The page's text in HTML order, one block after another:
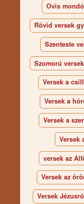
Ovis
Rövid versek
Szenteste
Szomorú
Versek a
Versek a
Versek a
Versek
versek az
Versek az
Versek